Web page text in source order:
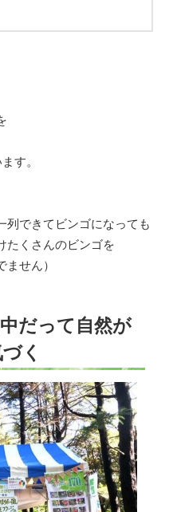
す。
列できてビンゴになっても
たくさんのビンゴを
せん）
だって自然が
く